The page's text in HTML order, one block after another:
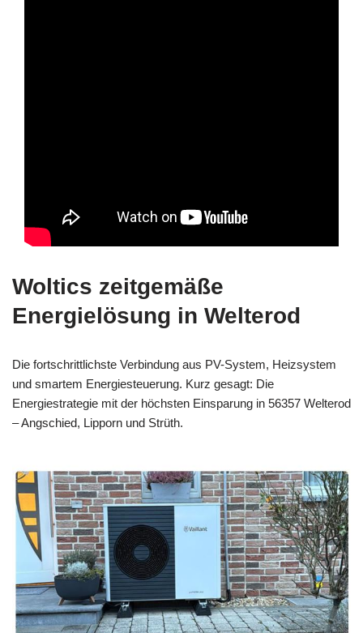
Woltics zeitgemäße
Energielösung in Welterod
Die fortschrittlichste Verbindung aus PV-System, Heizsystem
und smartem Energiesteuerung. Kurz gesagt: Die
Energiestrategie mit der höchsten Einsparung in 56357 Welterod
– Angschied, Lipporn und Strüth.